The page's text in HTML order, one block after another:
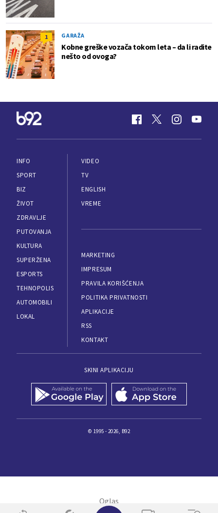
1 GARAŽA
Kobne greške vozača tokom leta – da li radite
nešto od ovoga?
INFO
SPORT
BIZ
ŽIVOT
ZDRAVLJE
PUTOVANJA
KULTURA
SUPERŽENA
ESPORTS
TEHNOPOLIS
AUTOMOBILI
LOKAL
VIDEO
TV
ENGLISH
VREME
MARKETING
IMPRESUM
PRAVILA KORIŠĆENJA
POLITIKA PRIVATNOSTI
APLIKACIJE
RSS
KONTAKT
SKINI APLIKACIJU
© 1995 - 2026, B92